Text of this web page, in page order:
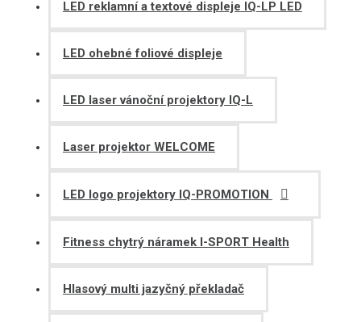
LED reklamní a textové displeje IQ-LP LED
LED ohebné foliové displeje
LED laser vánoční projektory IQ-L
Laser projektor WELCOME
LED logo projektory IQ-PROMOTION
Fitness chytrý náramek I-SPORT Health
Hlasový multi jazyčný překladač